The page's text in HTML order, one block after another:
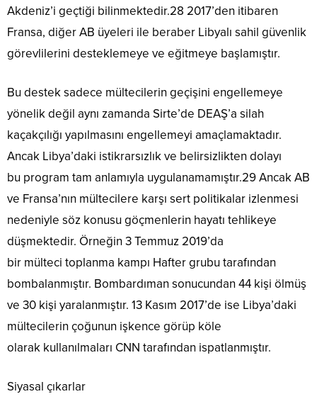
Akdeniz’i geçtiği bilinmektedir.28 2017’den itibaren
Fransa, diğer AB üyeleri ile beraber Libyalı sahil güvenlik
görevlilerini desteklemeye ve eğitmeye başlamıştır.
Bu destek sadece mültecilerin geçişini engellemeye
yönelik değil aynı zamanda Sirte’de DEAŞ’a silah
kaçakçılığı yapılmasını engellemeyi amaçlamaktadır.
Ancak Libya’daki istikrarsızlık ve belirsizlikten dolayı
bu program tam anlamıyla uygulanamamıştır.29 Ancak AB
ve Fransa’nın mültecilere karşı sert politikalar izlenmesi
nedeniyle söz konusu göçmenlerin hayatı tehlikeye
düşmektedir. Örneğin 3 Temmuz 2019’da
bir mülteci toplanma kampı Hafter grubu tarafından
bombalanmıştır. Bombardıman sonucundan 44 kişi ölmüş
ve 30 kişi yaralanmıştır. 13 Kasım 2017’de ise Libya’daki
mültecilerin çoğunun işkence görüp köle
olarak kullanılmaları CNN tarafından ispatlanmıştır.
Siyasal çıkarlar